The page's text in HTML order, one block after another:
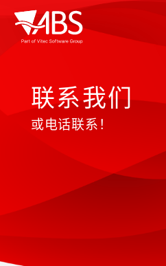
联系我们
或电话联系！